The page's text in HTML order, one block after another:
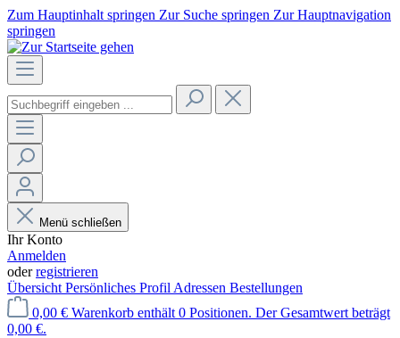
Zum Hauptinhalt springen Zur Suche springen Zur Hauptnavigation
springen
Menü schließen
Ihr Konto
Anmelden
oderregistrieren
Übersicht Persönliches Profil Adressen Bestellungen
0,00 € Warenkorb enthält 0 Positionen. Der Gesamtwert beträgt
0,00 €.